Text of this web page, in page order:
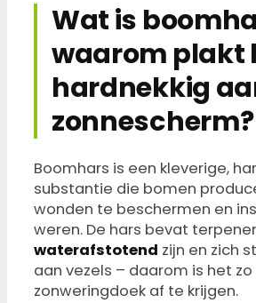
Wat is
waarom plakt
hardnekkig
zonnescherm?
Boomhars is een kleverige,
substantie die bomen
wonden te beschermen en
weren. De hars bevat
waterafstotend zijn en zich
aan vezels – daarom is het
zonweringdoek af te krijgen.